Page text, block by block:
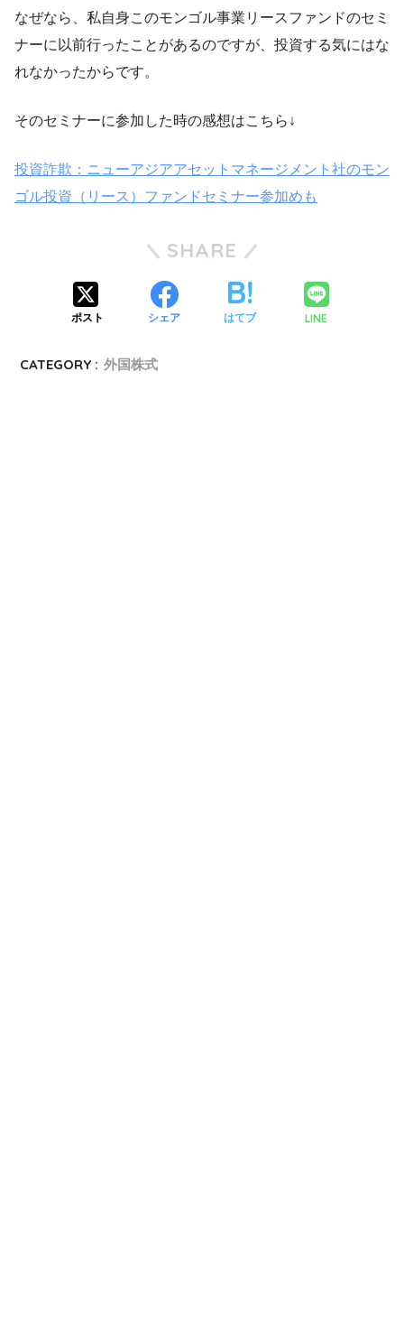
なぜなら、私自身このモンゴル事業リースファンドのセミ
ナーに以前行ったことがあるのですが、投資する気にはな
れなかったからです。
そのセミナーに参加した時の感想はこちら↓
投資詐欺：ニューアジアアセットマネージメント社のモン
ゴル投資（リース）ファンドセミナー参加めも
SHARE
ポスト シェア はてブ LINE
CATEGORY : 外国株式